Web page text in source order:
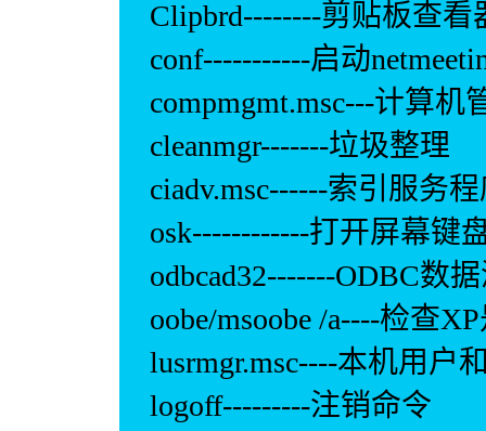
Clipbrd--------剪贴板查看
conf-----------启动
compmgmt.msc---计算机
cleanmgr-------垃圾整理
ciadv.msc------索引服务
osk------------打开屏幕键
odbcad32-------ODBC数
oobe/msoobe /a----检查
lusrmgr.msc----本机用户
logoff---------注销命令